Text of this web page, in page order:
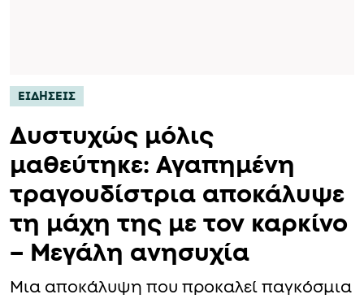
ΕΙΔΗΣΕΙΣ
Δυστυχώς μόλις
μαθεύτηκε: Αγαπημένη
τραγουδίστρια αποκάλυψε
τη μάχη της με τον καρκίνο
– Μεγάλη ανησυχία
Μια αποκάλυψη που προκαλεί παγκόσμια